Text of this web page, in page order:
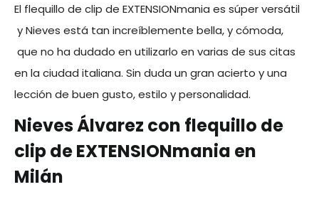
El flequillo de clip de EXTENSIONmania es súper versátil
y Nieves está tan increíblemente bella, y cómoda,
que no ha dudado en utilizarlo en varias de sus citas
en la ciudad italiana. Sin duda un gran acierto y una
lección de buen gusto, estilo y personalidad.
Nieves Álvarez con flequillo de
clip de EXTENSIONmania en
Milán